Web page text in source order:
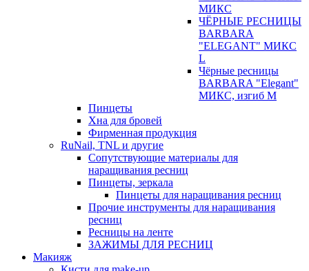
МИКС
ЧЁРНЫЕ РЕСНИЦЫ
BARBARA
"ELEGANT" МИКС
L
Чёрные ресницы
BARBARA "Elegant"
МИКС, изгиб М
Пинцеты
Хна для бровей
Фирменная продукция
RuNail, TNL и другие
Сопутствующие материалы для
наращивания ресниц
Пинцеты, зеркала
Пинцеты для наращивания ресниц
Прочие инструменты для наращивания
ресниц
Ресницы на ленте
ЗАЖИМЫ ДЛЯ РЕСНИЦ
Макияж